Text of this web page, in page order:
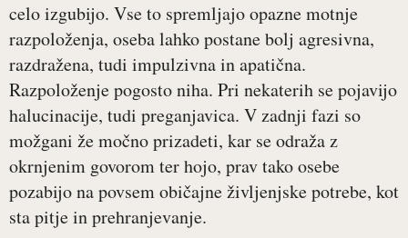
celo izgubijo. Vse to spremljajo opazne motnje
razpoloženja, oseba lahko postane bolj agresivna,
razdražena, tudi impulzivna in apatična.
Razpoloženje pogosto niha. Pri nekaterih se pojavijo
halucinacije, tudi preganjavica. V zadnji fazi so
možgani že močno prizadeti, kar se odraža z
okrnjenim govorom ter hojo, prav tako osebe
pozabijo na povsem običajne življenjske potrebe, kot
sta pitje in prehranjevanje.